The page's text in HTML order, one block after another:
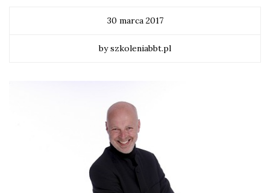
30 marca 2017
by szkoleniabbt.pl